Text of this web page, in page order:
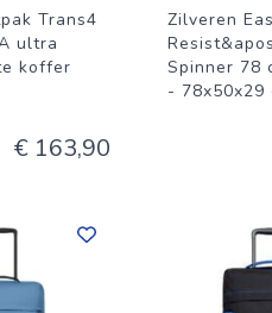
Trans4
ultra
koffer
€ 163,90
Zilveren
Spinner 78
- 78x50x29